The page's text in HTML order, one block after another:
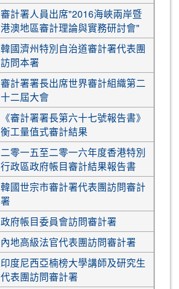
審計署人員出席"2016海峽兩岸暨
港澳地區審計理論與實務研討會"
韓國濟州特別自治道審計署代表團
訪問本署
審計署署長出席世界審計組織第二
十二屆大會
《審計署署長第六十七號報告書》
衡工量值式審計結果
二零一五至二零一六年度香港特別
行政區政府帳目審計結果報告書
韓國世宗市審計署代表團訪問審計
署
政府帳目委員會訪問審計署
內地高級法官代表團訪問審計署
印度尼西亞楠榜大學講師及研究生
代表團訪問審計署